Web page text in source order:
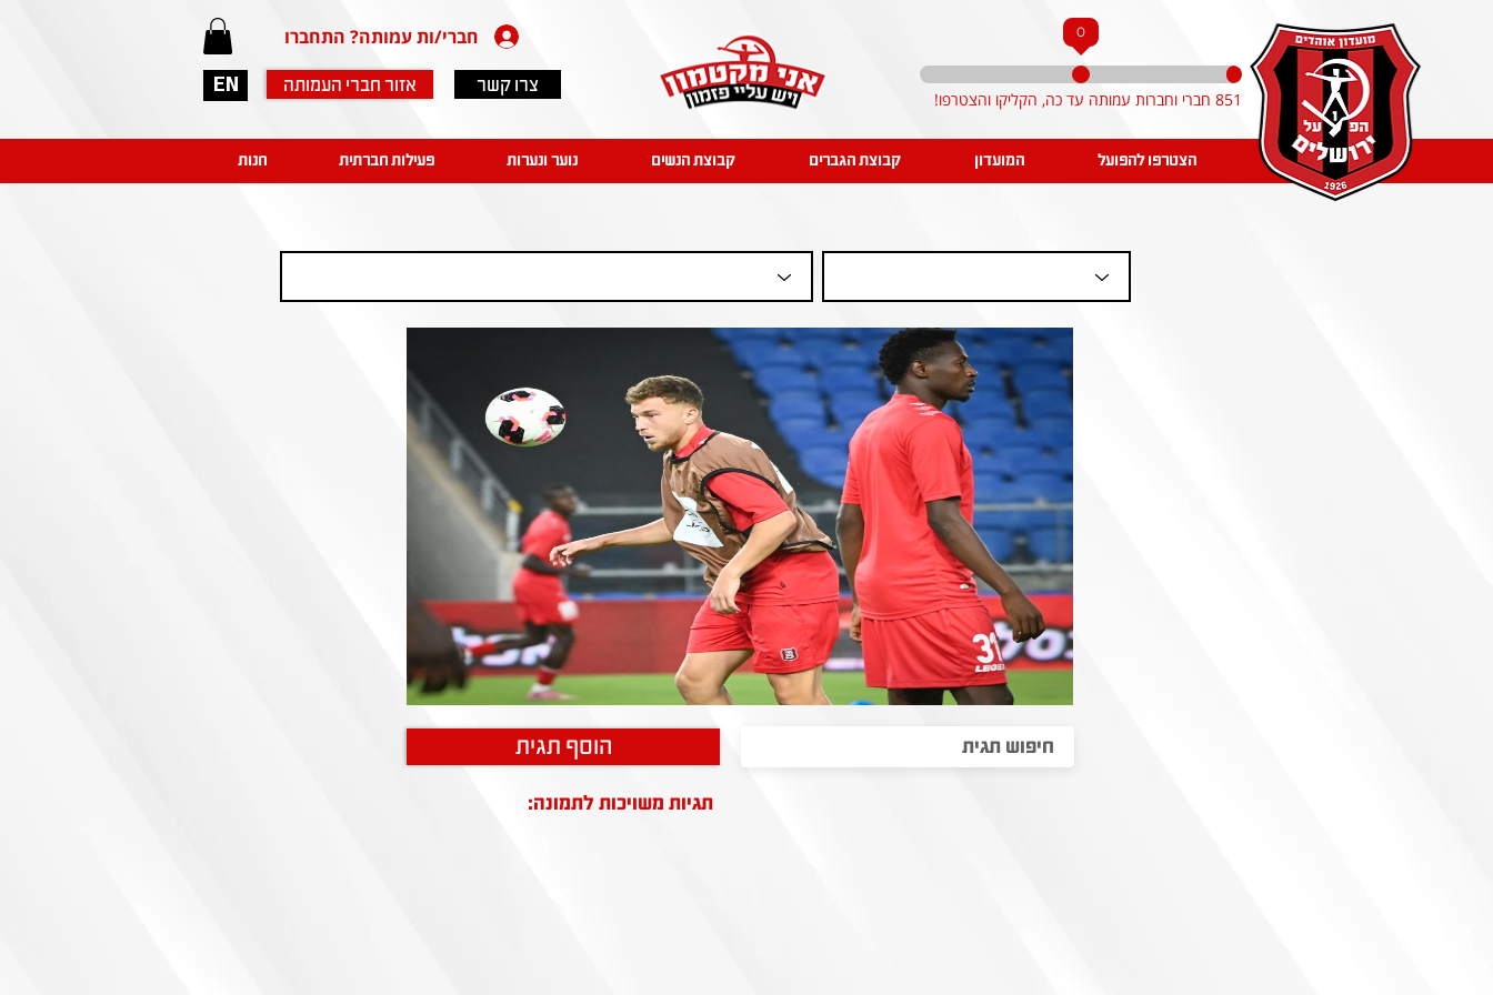
EN
חברי/ות עמותה? התחברו
אזור חברי העמותה צרו קשר
0
851 חברי וחברות עמותה עד כה, הקליקו והצטרפו!
הצטרפו להפועל המועדון קבוצת הגברים קבוצת הנשים נוער ונערות פעילות חברתית חנות
הוסף תגית
תגיות משויכות לתמונה: